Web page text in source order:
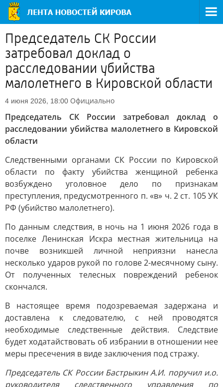
Председатель СК России
затребовал доклад о
расследовании убийства
малолетнего в Кировской области
4 июня 2026, 18:00 Официально
Председатель СК России затребовал доклад о
расследовании убийства малолетнего в Кировской
области
Следственными органами СК России по Кировской
области по факту убийства женщиной ребенка
возбуждено уголовное дело по признакам
преступления, предусмотренного п. «в» ч. 2 ст. 105 УК
РФ (убийство малолетнего).
По данным следствия, в ночь на 1 июня 2026 года в
поселке Ленинская Искра местная жительница на
почве возникшей личной неприязни нанесла
несколько ударов рукой по голове 2-месячному сыну.
От полученных телесных повреждений ребенок
скончался.
В настоящее время подозреваемая задержана и
доставлена к следователю, с ней проводятся
необходимые следственные действия. Следствие
будет ходатайствовать об избрании в отношении нее
меры пресечения в виде заключения под стражу.
Председатель СК России Бастрыкин А.И. поручил и.о.
руководителя следственного управления по